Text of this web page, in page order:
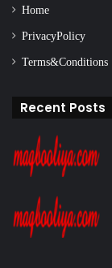
Home
Privacy Policy
Terms & Conditions
Recent Posts